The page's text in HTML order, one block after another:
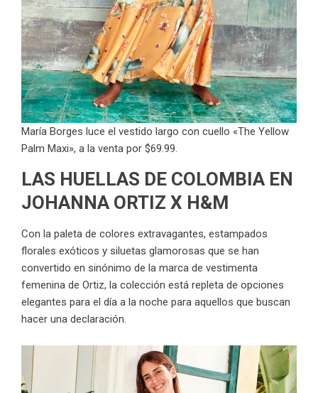
María Borges luce el vestido largo con cuello «The Yellow
Palm Maxi», a la venta por $69.99.
LAS HUELLAS DE COLOMBIA EN
JOHANNA ORTIZ X H&M
Con la paleta de colores extravagantes, estampados
florales exóticos y siluetas glamorosas que se han
convertido en sinónimo de la marca de vestimenta
femenina de Ortiz, la colección está repleta de opciones
elegantes para el día a la noche para aquellos que buscan
hacer una declaración.